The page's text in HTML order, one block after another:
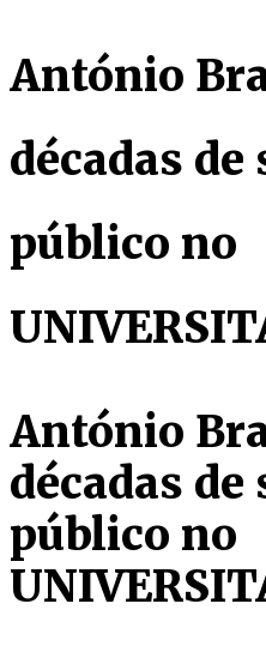
António
décadas de
público no
António
décadas de
público no